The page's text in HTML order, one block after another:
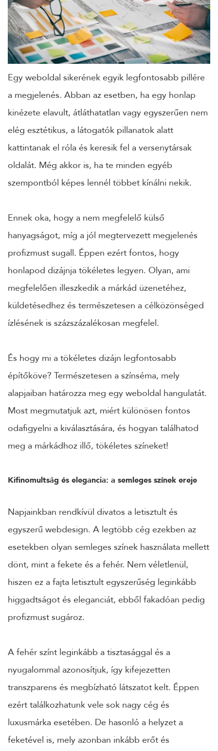
CÉGNÉV
TELEFONSZÁM
ÜZENET
KÜLDÉS
24 ÓRÁN BELÜL FELVESSZÜK VELED A KAPCSOLATOT!*
*munkanapokon
Egy weboldal sikerének egyik legfontosabb pillére
a megjelenés. Abban az esetben, ha egy honlap
kinézete elavult, átláthatatlan vagy egyszerűen nem
elég esztétikus, a látogatók pillanatok alatt
kattintanak el róla és keresik fel a versenytársak
oldalát. Még akkor is, ha te minden egyéb
szempontból képes lennél többet kínálni nekik.
Ennek oka, hogy a nem megfelelő külső
hanyagságot, míg a jól megtervezett megjelenés
profizmust sugall. Éppen ezért fontos, hogy
honlapod dizájnja tökéletes legyen. Olyan, ami
megfelelően illeszkedik a márkád üzenetéhez,
küldetésedhez és természetesen a célközönséged
ízlésének is százszázalékosan megfelel.
És hogy mi a tökéletes dizájn legfontosabb
építőköve? Természetesen a színséma, mely
alapjaiban határozza meg egy weboldal hangulatát.
Most megmutatjuk azt, miért különösen fontos
odafigyelni a kiválasztására, és hogyan találhatod
meg a márkádhoz illő, tökéletes színeket!
Kifinomultság és elegancia: a semleges színek ereje
Napjainkban rendkívül divatos a letisztult és
egyszerű webdesign. A legtöbb cég ezekben az
esetekben olyan semleges színek használata mellett
dönt, mint a fekete és a fehér. Nem véletlenül,
hiszen ez a fajta letisztult egyszerűség leginkább
higgadtságot és eleganciát, ebből fakadóan pedig
profizmust sugároz.
A fehér színt leginkább a tisztasággal és a
nyugalommal azonosítjuk, így kifejezetten
transzparens és megbízható látszatot kelt. Éppen
ezért találkozhatunk vele sok nagy cég és
luxusmárka esetében. De hasonló a helyzet a
feketével is, mely azonban inkább erőt és